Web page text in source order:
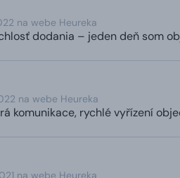
na webe Heureka
dodania – jeden deň som
na webe Heureka
komunikace, rychlé vyřízení
na webe Heureka